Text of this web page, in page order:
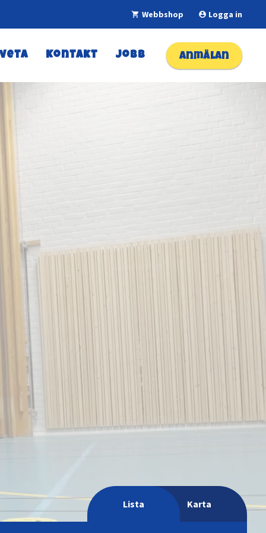
shopping_cart Webbshop account_circle Logga in
Kontakt Jobb Anmälan
Lista Karta